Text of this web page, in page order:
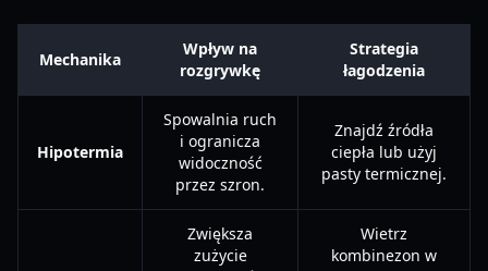
Mechanika
Wpływ na
rozgrywkę
Strategia
łagodzenia
Hipotermia
Spowalnia ruch
i ogranicza
widoczność
przez szron.
Znajdź źródła
ciepła lub użyj
pasty termicznej.
Zwiększa
zużycie
Wietrz
kombinezon w